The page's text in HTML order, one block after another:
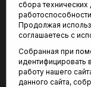
(3452) 68-22-28
tum-arena@mail.ru
Отдел продаж:
(3452) 68-89-78
сбора
Продолжая
соглашаетесь с
Собранная при
идентифицировать
работу нашего
данного сайта,